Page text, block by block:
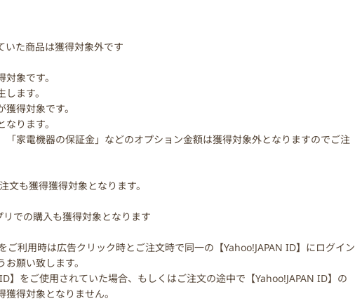
た商品は獲得対象外です
象です。
ます。
得対象です。
ります。
家電機器の保証金」などのオプション金額は獲得対象外となりますのでご注
も獲得獲得対象となります。
での購入も獲得対象となります
ご利用時は広告クリック時とご注文時で同一の【Yahoo!JAPAN ID】にログイン
願い致します。
】をご使用されていた場合、もしくはご注文の途中で【Yahoo!JAPAN ID】の
得対象となりません。